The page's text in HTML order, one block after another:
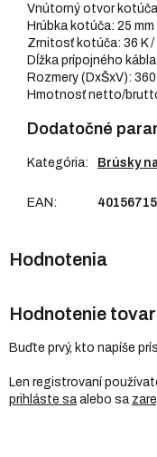
Vnútorný otvor
Hrúbka kotúča: 25 mm
Zrnitosť kotúča: 36 K /
Dĺžka prípojného
Rozmery (DxŠxV):
Hmotnosť netto/
Dodatočné
Kategória: Brúsky
EAN :
Hodnotenie
Buďte prvý, kto napíše
Len registrovaní
prihláste sa alebo sa